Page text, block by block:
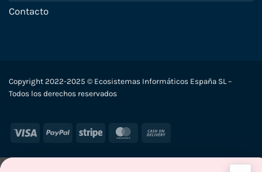
Contacto
Copyright 2022-2025 © Ecosistemas Informáticos España SL –
Todos los derechos reservados
Visa PayPal Stripe MasterCard